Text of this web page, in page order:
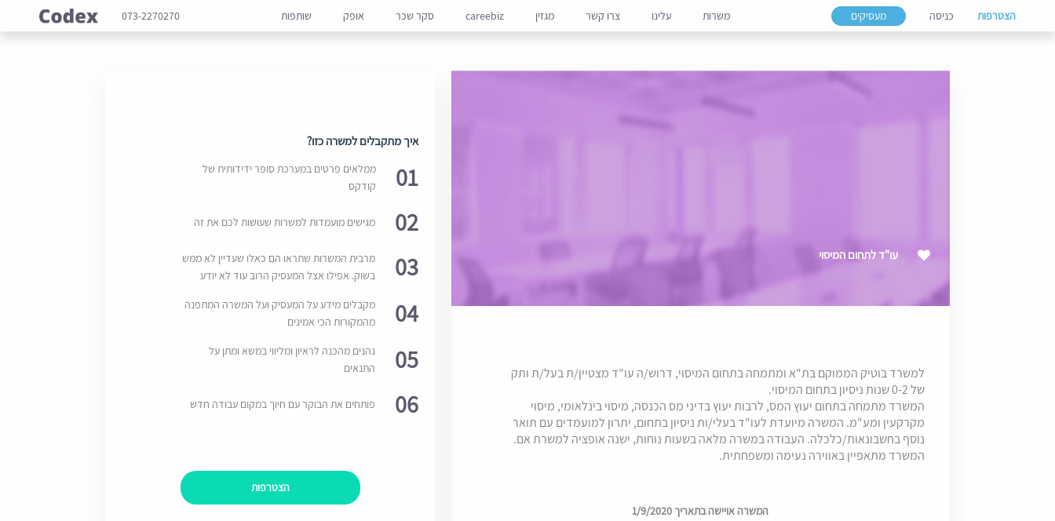
הצטרפות כניסה מעסיקים משרות עלינו צרו קשר מגזין careebiz סקר שכר אופק שותפות 073-2270270
עו"ד לתחום המיסוי
למשרד בוטיק הממוקם בת"א ומתמחה בתחום המיסוי, דרוש/ה עו"ד מצטיין/ת בעל/ת ותק
של 0-2 שנות ניסיון בתחום המיסוי.
המשרד מתמחה בתחום יעוץ המס, לרבות יעוץ בדיני מס הכנסה, מיסוי בינלאומי, מיסוי
מקרקעין ומע"מ. המשרה מיועדת לעו"ד בעלי/ות ניסיון בתחום, יתרון למועמדים עם תואר
נוסף בחשבונאות/כלכלה. העבודה במשרה מלאה בשעות נוחות, ישנה אופציה למשרת אם.
המשרד מתאפיין באווירה נעימה ומשפחתית.
המשרה אויישה בתאריך 1/9/2020
איך מתקבלים למשרה כזו?
01
ממלאים פרטים במערכת סופר ידידותית של
קודקס
02 מגישים מועמדות למשרות שעושות לכם את זה
03
מרבית המשרות שתראו הם כאלו שעדיין לא ממש
בשוק. אפילו אצל המעסיק הרוב עוד לא יודע
04
מקבלים מידע על המעסיק ועל המשרה המתפנה
מהמקורות הכי אמינים
05
נהנים מהכנה לראיון ומליווי במשא ומתן על
התנאים
06 פותחים את הבוקר עם חיוך במקום עבודה חדש
הצטרפות